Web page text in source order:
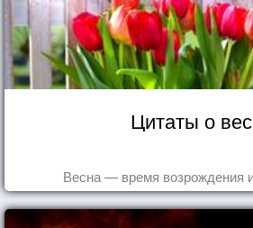
Цитаты о
Весна — время возрождения